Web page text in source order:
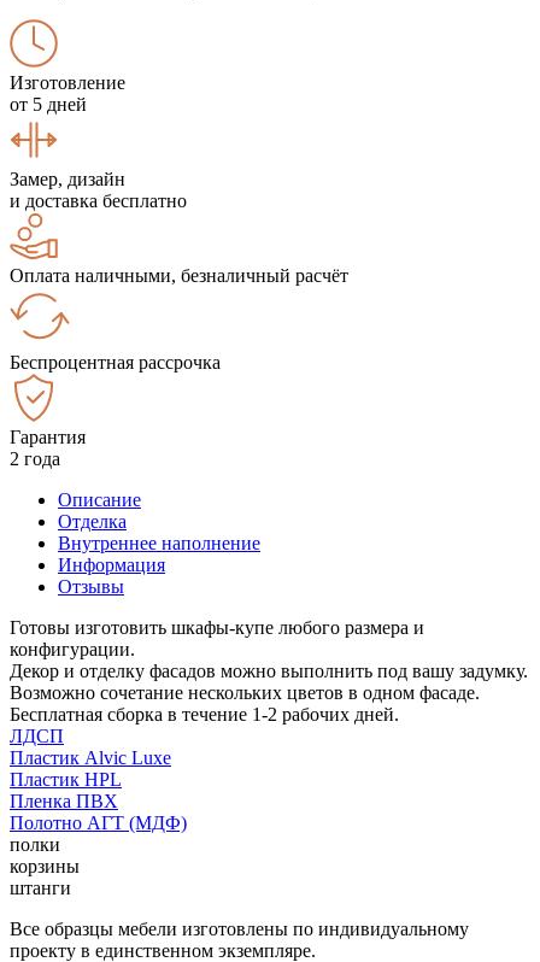
Изготовление
от 5 дней
Замер, дизайн
и доставка бесплатно
Оплата наличными, безналичный расчёт
Беспроцентная рассрочка
Гарантия
2 года
Описание
Отделка
Внутреннее наполнение
Информация
Отзывы
Готовы изготовить шкафы-купе любого размера и
конфигурации.
Декор и отделку фасадов можно выполнить под вашу задумку.
Возможно сочетание нескольких цветов в одном фасаде.
Бесплатная сборка в течение 1-2 рабочих дней.
ЛДСП
Пластик Alvic Luxe
Пластик HPL
Пленка ПВХ
Полотно АГТ (МДФ)
полки
корзины
штанги
Все образцы мебели изготовлены по индивидуальному
проекту в единственном экземпляре.